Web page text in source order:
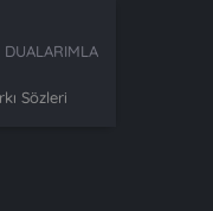
DUALARIMLA
Sözleri